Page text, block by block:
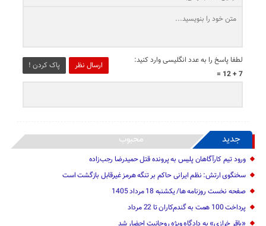
ارسال نظر پاک کردن !
لطفا پاسخ را به عدد انگلیسی وارد کنید:
7 + 12 =
جدید محبوب
ورود تیم کارآگاهان پلیس به پرونده قتل حمیدرضا رجب‌زاده
سخنگوی ارتش: نظم ایرانی حاکم بر تنگه هرمز غیرقابل بازگشت است
صفحه نخست روزنامه ها/ یکشنبه 18 مرداد 1405
پرداخت 100 همت به گندم‌کاران تا 22 مرداد
«باقر خرازی» به دادگاه ویژه روحانیت احضار شد